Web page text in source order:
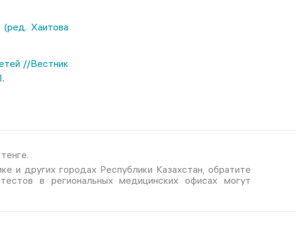
(ред. Хаитова
//Вестник
.
других городах Республики Казахстан, обратите
в региональных медицинских офисах могут